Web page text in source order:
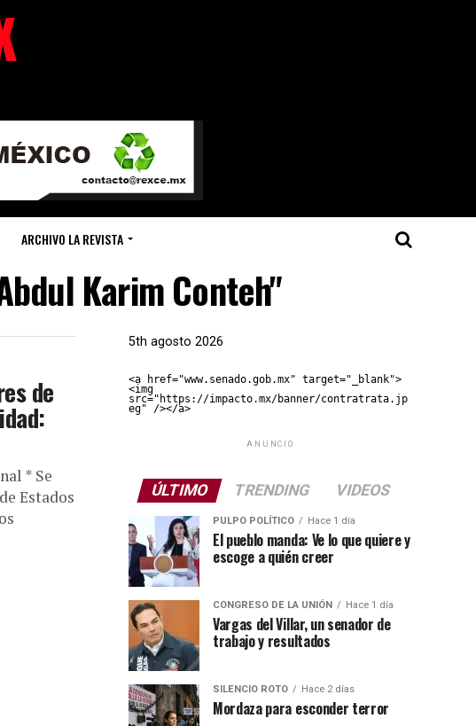
ARCHIVO LA REVISTA
Karim Conteh"
de
* Se
Estados
5th agosto 2026
<a href="www.senado.gob.mx" target="_blank">
<img
src="https://impacto.mx/banner/contratrata.jp
eg" /></a>
ANUNCIO
ÚLTIMO TRENDING VIDEOS
PULPO POLÍTICO Hace 1 día
El pueblo manda: Ve lo que quiere y
escoge a quién creer
CONGRESO DE LA UNIÓN Hace 1 día
Vargas del Villar, un senador de
trabajo y resultados
SILENCIO ROTO Hace 2 días
Mordaza para esconder terror